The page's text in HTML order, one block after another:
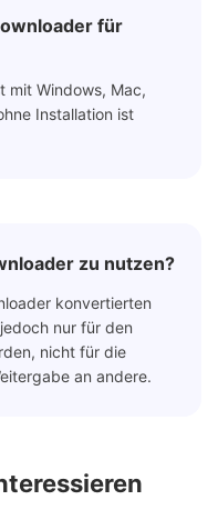
für
mit Windows, Mac,
Installation ist
zu nutzen?
konvertierten
nur für den
nicht für die
an andere.